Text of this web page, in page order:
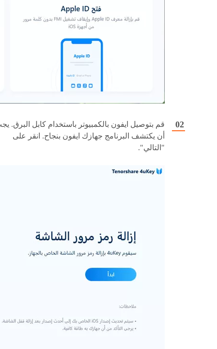
قم بتوصيل ايفون بالكمبيوتر باستخدام كابل البرق.
أن يكتشف البرنامج جهازك ايفون بنجاح. انقر على
"التالي".